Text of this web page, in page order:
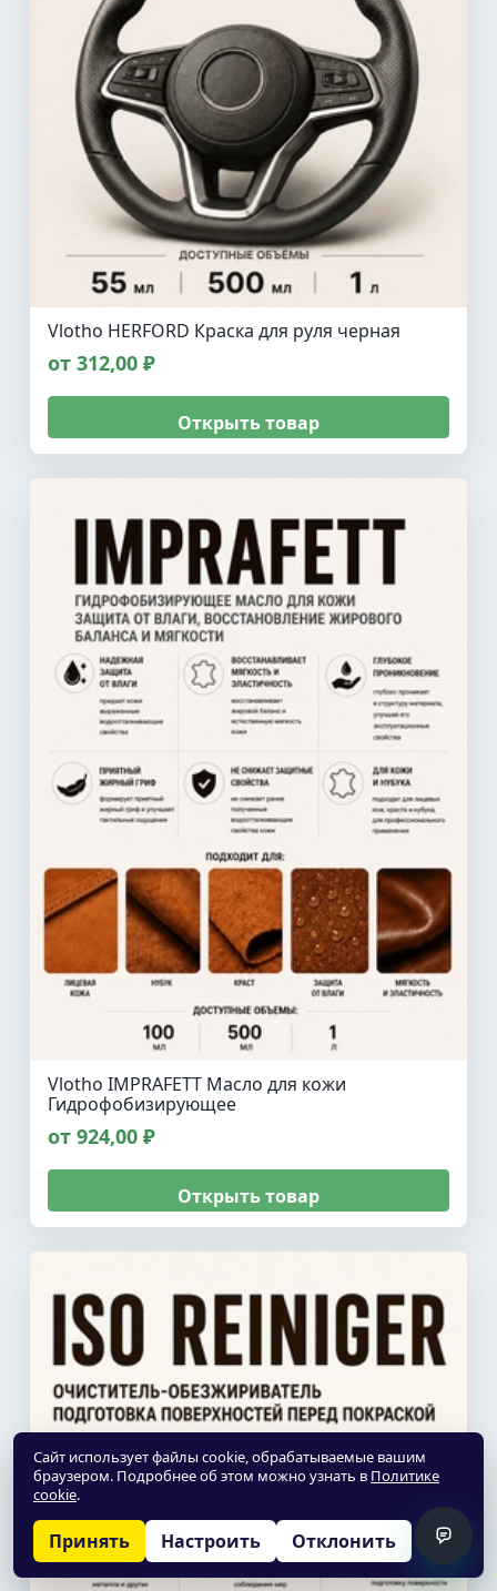
Сайт использует файлы cookie, обрабатываемые вашим
браузером. Подробнее об этом можно узнать в Политике
cookie.
Принять Настроить Отклонить
Vlotho HERFORD Краска для руля черная
от 312,00 ₽
Открыть товар
Vlotho IMPRAFETT Масло для кожи
Гидрофобизирующее
от 924,00 ₽
Открыть товар